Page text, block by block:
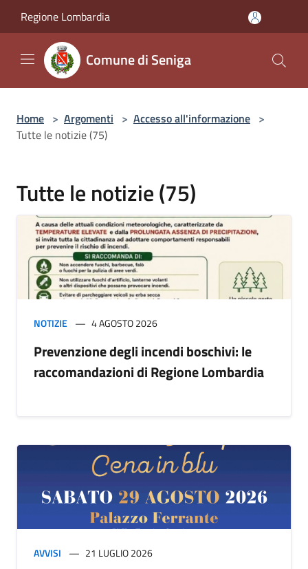
Regione Lombardia
Comune di Seniga
Home > Argomenti > Accesso all'informazione >
Tutte le notizie (75)
Tutte le notizie (75)
NOTIZIE 4 AGOSTO 2026
Prevenzione degli incendi boschivi: le
raccomandazioni di Regione Lombardia
AVVISI 21 LUGLIO 2026